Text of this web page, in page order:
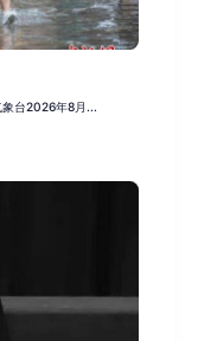
象台2026年8月...